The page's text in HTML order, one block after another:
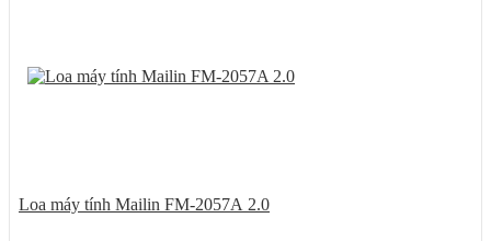
Loa máy tính Mailin FM-2057A 2.0